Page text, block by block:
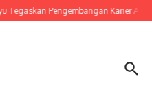
Pengembangan Karier ASN